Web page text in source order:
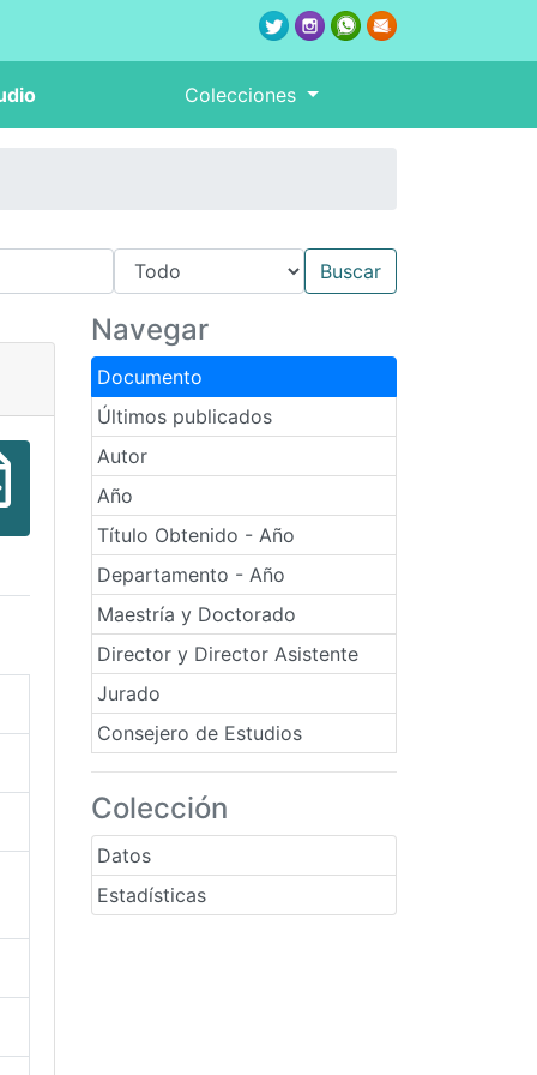
Colecciones
Navegar
Documento
Últimos publicados
Autor
Año
Título Obtenido - Año
Departamento - Año
Maestría y Doctorado
Director y Director Asistente
Jurado
Consejero de Estudios
Colección
Datos
Estadísticas